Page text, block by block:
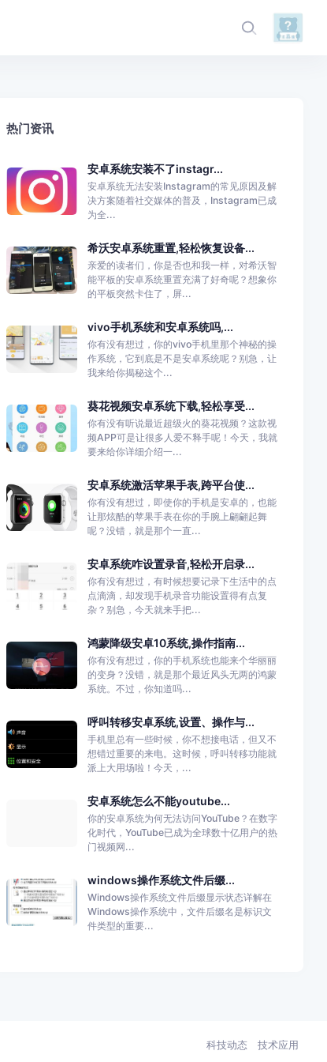
热门资讯
安卓系统安装不了instagr...
安卓系统无法安装Instagram的常见原因及解
决方案随着社交媒体的普及，Instagram已成
为全...
希沃安卓系统重置,轻松恢复设备...
亲爱的读者们，你是否也和我一样，对希沃智
能平板的安卓系统重置充满了好奇呢？想象你
的平板突然卡住了，屏...
vivo手机系统和安卓系统吗,...
你有没有想过，你的vivo手机里那个神秘的操
作系统，它到底是不是安卓系统呢？别急，让
我来给你揭秘这个...
葵花视频安卓系统下载,轻松享受...
你有没有听说最近超级火的葵花视频？这款视
频APP可是让很多人爱不释手呢！今天，我就
要来给你详细介绍一...
安卓系统激活苹果手表,跨平台使...
你有没有想过，即使你的手机是安卓的，也能
让那炫酷的苹果手表在你的手腕上翩翩起舞
呢？没错，就是那个一直...
安卓系统咋设置录音,轻松开启录...
你有没有想过，有时候想要记录下生活中的点
点滴滴，却发现手机录音功能设置得有点复
杂？别急，今天就来手把...
鸿蒙降级安卓10系统,操作指南...
你有没有想过，你的手机系统也能来个华丽丽
的变身？没错，就是那个最近风头无两的鸿蒙
系统。不过，你知道吗...
呼叫转移安卓系统,设置、操作与...
手机里总有一些时候，你不想接电话，但又不
想错过重要的来电。这时候，呼叫转移功能就
派上大用场啦！今天，...
安卓系统怎么不能youtube...
你的安卓系统为何无法访问YouTube？在数字
化时代，YouTube已成为全球数十亿用户的热
门视频网...
windows操作系统文件后缀...
Windows操作系统文件后缀显示状态详解在
Windows操作系统中，文件后缀名是标识文
件类型的重要...
科技动态 技术应用